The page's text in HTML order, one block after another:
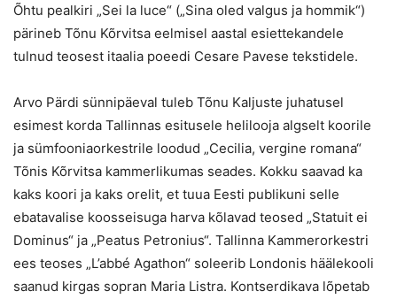
Õhtu pealkiri „Sei la luce“ („Sina oled valgus ja hommik“)
pärineb Tõnu Kõrvitsa eelmisel aastal esiettekandele
tulnud teosest itaalia poeedi Cesare Pavese tekstidele.
Arvo Pärdi sünnipäeval tuleb Tõnu Kaljuste juhatusel
esimest korda Tallinnas esitusele helilooja algselt koorile
ja sümfooniaorkestrile loodud „Cecilia, vergine romana“
Tõnis Kõrvitsa kammerlikumas seades. Kokku saavad ka
kaks koori ja kaks orelit, et tuua Eesti publikuni selle
ebatavalise koosseisuga harva kõlavad teosed „Statuit ei
Dominus“ ja „Peatus Petronius“. Tallinna Kammerorkestri
ees teoses „L’abbé Agathon“ soleerib Londonis häälekooli
saanud kirgas sopran Maria Listra. Kontserdikava lõpetab